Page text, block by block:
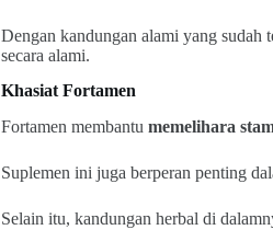
Dengan kandungan alami yang sudah
secara alami.
Khasiat Fortamen
Fortamen membantumemelihara
Suplemen ini juga berperan penting
Selain itu, kandungan herbal di